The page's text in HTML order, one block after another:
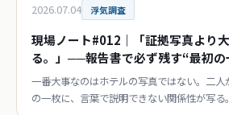
2026.07.04 浮気調査
現場ノート#012｜「証拠写真より
る。」──報告書で必ず残す“最初の
一番大事なのはホテルの写真ではない。二
の一枚に、言葉で説明できない関係性が写る